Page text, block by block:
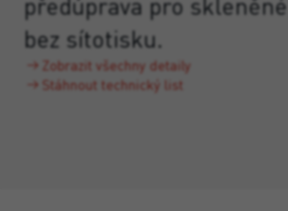
předúprava pro
bez sítotisku.
Zobrazit všechny detaily
Stáhnout technický list